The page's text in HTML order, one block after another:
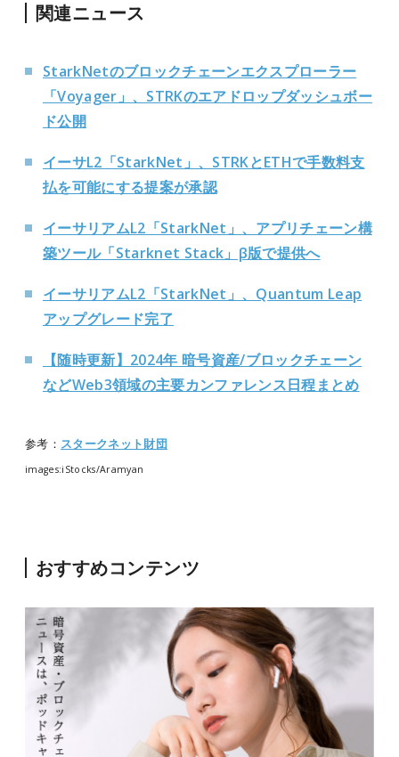
関連ニュース
StarkNetのブロックチェーンエクスプローラー
「Voyager」、STRKのエアドロップダッシュボー
ド公開
イーサL2「StarkNet」、STRKとETHで手数料支
払を可能にする提案が承認
イーサリアムL2「StarkNet」、アプリチェーン構
築ツール「Starknet Stack」β版で提供へ
イーサリアムL2「StarkNet」、Quantum Leap
アップグレード完了
【随時更新】2024年 暗号資産/ブロックチェーン
などWeb3領域の主要カンファレンス日程まとめ
参考： スタークネット財団
images:iStocks/Aramyan
おすすめコンテンツ